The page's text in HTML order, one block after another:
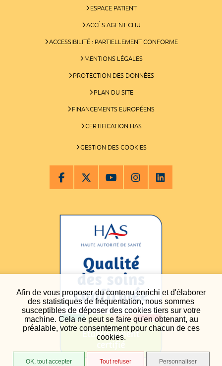
Afin de vous proposer du contenu enrichi et d'élaborer
des statistiques de fréquentation, nous sommes
susceptibles de déposer des cookies tiers sur votre
machine. Cela ne peut se faire qu'en obtenant, au
préalable, votre consentement pour chacun de ces
cookies.
OK, tout accepter Tout refuser Personnaliser
ESPACE PATIENT
ACCÈS AGENT CHU
ACCESSIBILITÉ : PARTIELLEMENT CONFORME
MENTIONS LÉGALES
PROTECTION DES DONNÉES
PLAN DU SITE
FINANCEMENTS EUROPÉENS
CERTIFICATION HAS
GESTION DES COOKIES